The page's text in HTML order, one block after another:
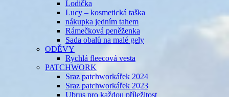
Lodička
Lucy – kosmetická taška
nákupka jedním tahem
Rámečková peněženka
Sada obalů na malé gely
ODĚVY
Rychlá fleecová vesta
PATCHWORK
Sraz patchworkářek 2024
Sraz patchworkářek 2023
Ubrus pro každou příležitost